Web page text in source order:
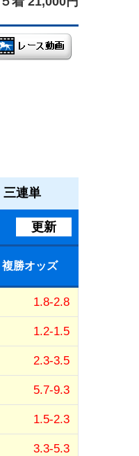
三連単
更新
複勝オッズ
1.8-2.8
1.2-1.5
2.3-3.5
5.7-9.3
1.5-2.3
3.3-5.3